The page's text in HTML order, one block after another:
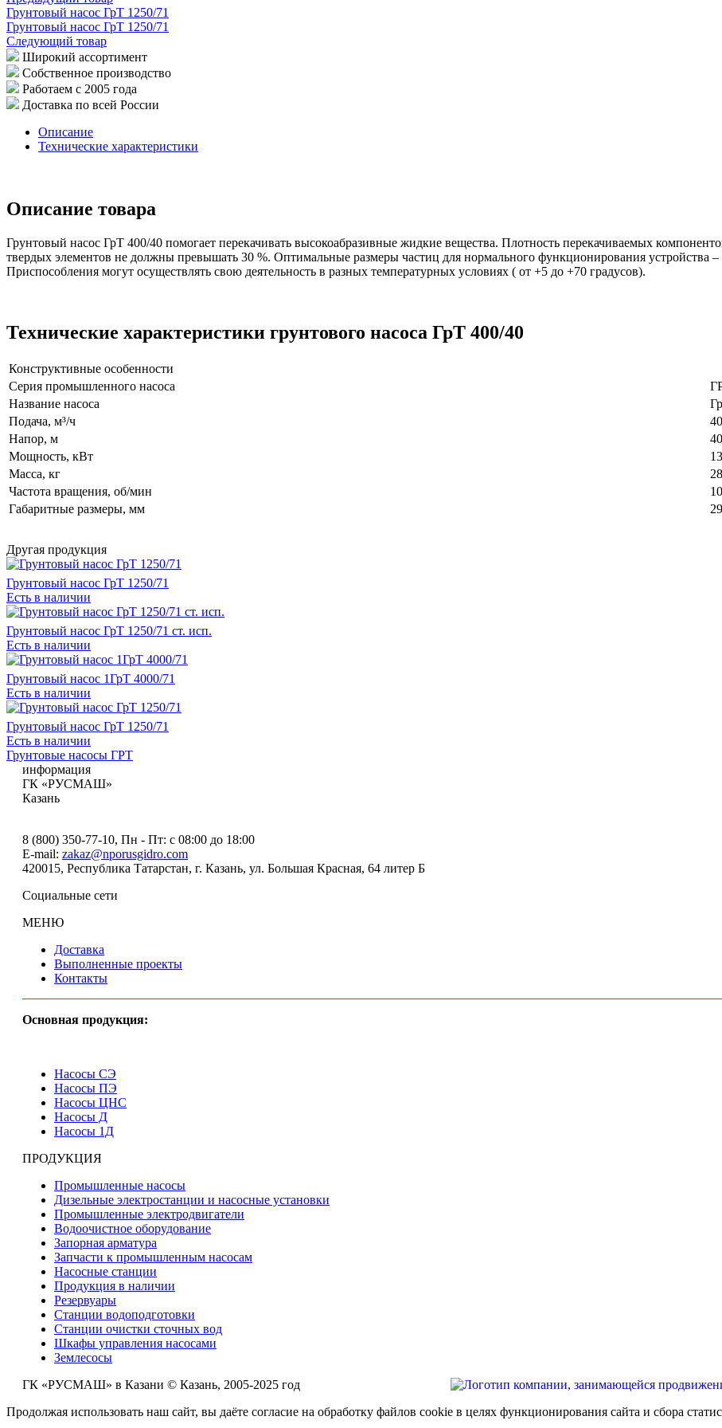
Грунтовый насос ГрТ 1250/71
Грунтовый насос ГрТ 1250/71
Следующий товар
Широкий ассортимент
Собственное производство
Работаем с 2005 года
Доставка по всей России
Описание
Технические характеристики
Описание товара
Грунтовый насос ГрТ 400/40 помогает перекачивать высокоабразивные жидкие вещества. Плотность перекачиваемых
твердых элементов не должны превышать 30 %. Оптимальные размеры частиц для нормального функционирования устройства
Приспособления могут осуществлять свою деятельность в разных температурных условиях ( от +5 до +70 градусов).
Технические характеристики грунтового насоса ГрТ 400/40
Конструктивные особенности
Серия промышленного насоса
Название насоса
Подача, м³/ч
Напор, м
40
Мощность, кВт
Масса, кг
Частота вращения, об/мин
Габаритные размеры, мм
Другая продукция
Грунтовый насос ГрТ 1250/71
Есть в наличии
Грунтовый насос ГрТ 1250/71 ст. исп.
Есть в наличии
Грунтовый насос 1ГрТ 4000/71
Есть в наличии
Грунтовый насос ГрТ 1250/71
Есть в наличии
Грунтовые насосы ГРТ
информация
ГК «РУСМАШ»
Казань
8 (800) 350-77-10, Пн - Пт: с 08:00 до 18:00
E-mail: zakaz@nporusgidro.com
420015, Республика Татарстан, г. Казань, ул. Большая Красная, 64 литер Б
Социальные сети
МЕНЮ
Доставка
Выполненные проекты
Контакты
Основная продукция:
Насосы СЭ
Насосы ПЭ
Насосы ЦНС
Насосы Д
Насосы 1Д
ПРОДУКЦИЯ
Промышленные насосы
Дизельные электростанции и насосные установки
Промышленные электродвигатели
Водоочистное оборудование
Запорная арматура
Запчасти к промышленным насосам
Насосные станции
Продукция в наличии
Резервуары
Станции водоподготовки
Станции очистки сточных вод
Шкафы управления насосами
Землесосы
ГК «РУСМАШ» в Казани © Казань, 2005-2025 год
Продолжая использовать наш сайт, вы даёте согласие на обработку файлов cookie в целях функционирования сайта и сбора